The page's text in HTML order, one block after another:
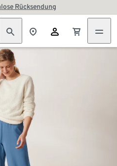
Rücksendung